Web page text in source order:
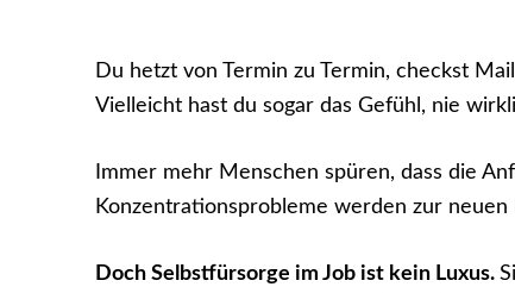
Du hetzt von Termin zu Termin, checkst
Vielleicht hast du sogar das Gefühl, nie
Immer mehr Menschen spüren, dass die
Konzentrationsprobleme werden zur
Doch Selbstfürsorge im Job ist kein Luxus.